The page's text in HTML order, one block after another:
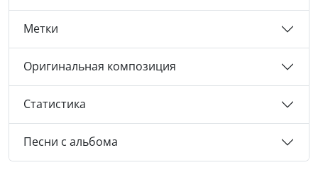
Метки
Оригинальная композиция
Статистика
Песни с альбома